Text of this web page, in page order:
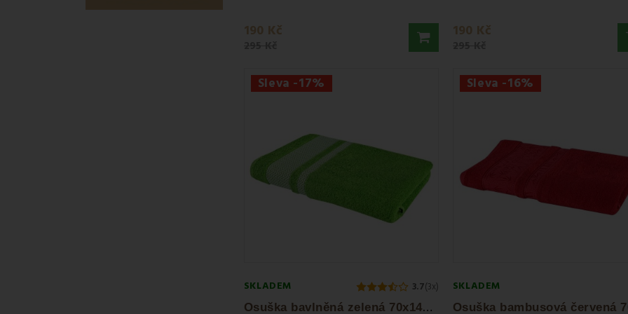
190 Kč 190 Kč
Sleva -17%
SKLADEM 3.7(3x)
O
suška bavlněná zelená 70x140 cm Ates EMI
Sleva -16%
SKLADEM